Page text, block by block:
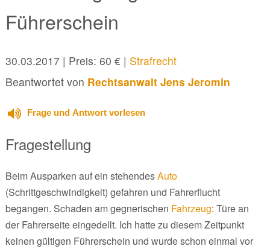
Führerschein
30.03.2017| Preis: 60 € | Strafrecht
Beantwortet von Rechtsanwalt Jens Jeromin
Frage und Antwort vorlesen
Fragestellung
Beim Ausparken auf ein stehendesAuto
(Schrittgeschwindigkeit) gefahren und Fahrerflucht
begangen. Schaden am gegnerischen Fahrzeug: Türe an
der Fahrerseite eingedellt. Ich hatte zu diesem Zeitpunkt
keinen gültigen Führerschein und wurde schon einmal vor